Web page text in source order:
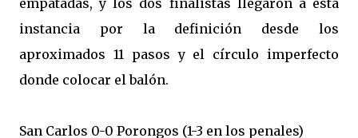
instancia por la definición desde los
aproximados 11 pasos y el círculo imperfecto
donde colocar el balón.
San Carlos 0-0 Porongos (1-3 en los penales)